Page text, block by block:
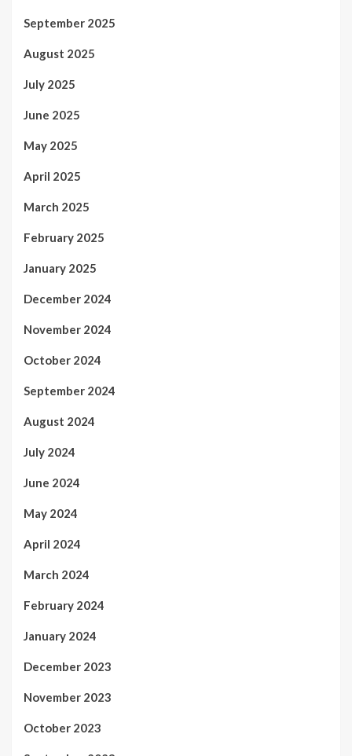
September 2025
August 2025
July 2025
June 2025
May 2025
April 2025
March 2025
February 2025
January 2025
December 2024
November 2024
October 2024
September 2024
August 2024
July 2024
June 2024
May 2024
April 2024
March 2024
February 2024
January 2024
December 2023
November 2023
October 2023